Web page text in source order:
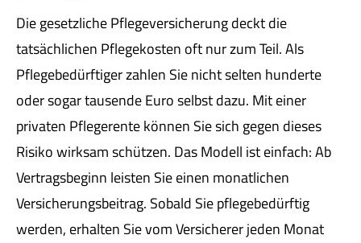
Die gesetzliche Pflege­ver­si­che­rung deckt die
tatsächlichen Pflegekosten oft nur zum Teil. Als
Pflegebedürftiger zahlen Sie nicht selten hunderte
oder sogar tausende Euro selbst dazu. Mit einer
privaten Pfle­ge­ren­te können Sie sich gegen dieses
Risiko wirksam schützen. Das Modell ist einfach: Ab
Vertragsbeginn leisten Sie einen monatlichen
Versicherungsbeitrag. Sobald Sie pflegebedürftig
werden, erhalten Sie vom Versicherer jeden Monat